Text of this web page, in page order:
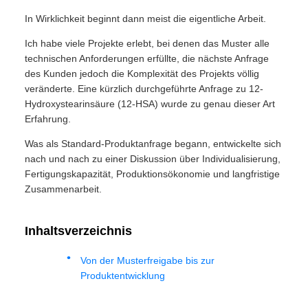
In Wirklichkeit beginnt dann meist die eigentliche Arbeit.
Ich habe viele Projekte erlebt, bei denen das Muster alle
technischen Anforderungen erfüllte, die nächste Anfrage
des Kunden jedoch die Komplexität des Projekts völlig
veränderte. Eine kürzlich durchgeführte Anfrage zu 12-
Hydroxystearinsäure (12-HSA) wurde zu genau dieser Art
Erfahrung.
Was als Standard-Produktanfrage begann, entwickelte sich
nach und nach zu einer Diskussion über Individualisierung,
Fertigungskapazität, Produktionsökonomie und langfristige
Zusammenarbeit.
Inhaltsverzeichnis
Von der Musterfreigabe bis zur
Produktentwicklung